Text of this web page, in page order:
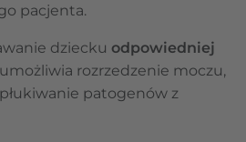
pacjenta.
dziecku odpowiedniej
rozrzedzenie moczu,
patogenów z